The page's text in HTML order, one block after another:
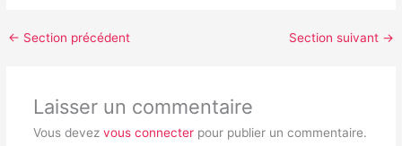
← Section précédent Section suivant →
Laisser un commentaire
Vous devez vous connecterpour publier un commentaire.